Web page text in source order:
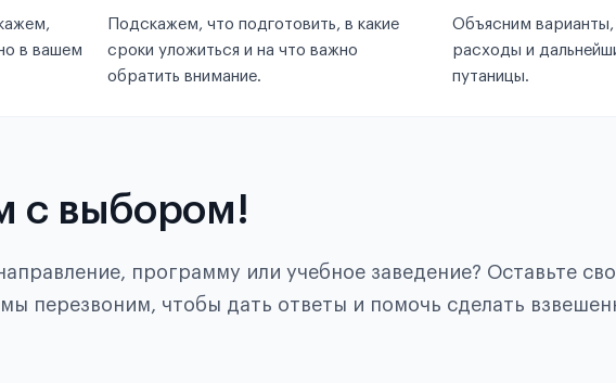
в вашем
Подскажем, что подготовить, в какие
сроки уложиться и на что важно
обратить внимание.
Объясним
расходы и
путаницы.
с выбором!
программу или учебное заведение? Оставьте
перезвоним, чтобы дать ответы и помочь сделать